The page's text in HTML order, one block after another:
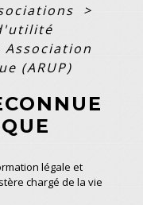
>
Association
(ARUP)
légale et
chargé de la vie